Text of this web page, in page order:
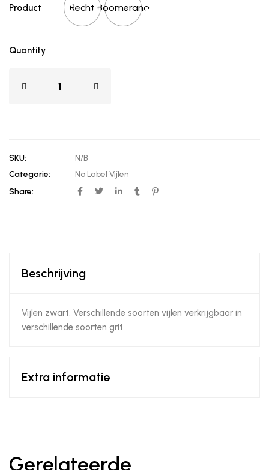
Product Recht Boomerang
Quantity
SKU:
N/B
Categorie:
No Label Vijlen
Share:
Beschrijving
Vijlen zwart. Verschillende soorten vijlen verkrijgbaar in
verschillende soorten grit.
Extra informatie
Gerelateerde